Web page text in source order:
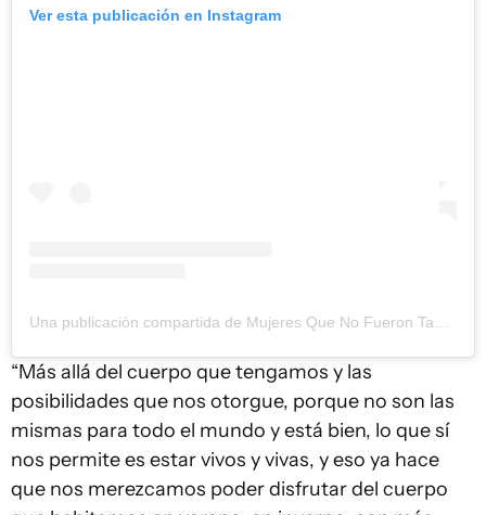
Ver esta publicación en Instagram
Una publicación compartida de Mujeres Que No Fueron Tapa (@mujeresquenofuerontapa)
“Más allá del cuerpo que tengamos y las
posibilidades que nos otorgue, porque no son las
mismas para todo el mundo y está bien, lo que sí
nos permite es estar vivos y vivas, y eso ya hace
que nos merezcamos poder disfrutar del cuerpo